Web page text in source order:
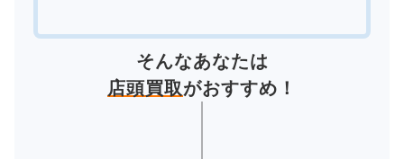
そんなあなたは
店頭買取がおすすめ！